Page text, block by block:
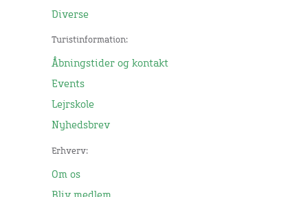
Diverse
Turistinformation:
Åbningstider og kontakt
Events
Lejrskole
Nyhedsbrev
Erhverv:
Om os